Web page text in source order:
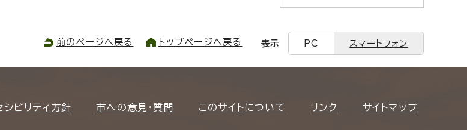
前のページへ戻る トップページへ戻る 表示 PC スマートフォン
シビリティ方針 市への意見・質問 このサイトについて リンク サイトマップ